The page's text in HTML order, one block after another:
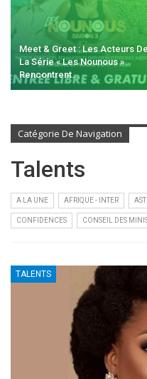
Meet & Greet : Les Acteurs De
La Série « Les Nounous »
Rencontrent…
Catégorie De Navigation
Talents
A LA UNE AFRIQUE - INTER
CONFIDENCES CONSEIL DES
TALENTS